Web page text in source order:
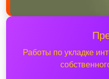
Работы по укладке